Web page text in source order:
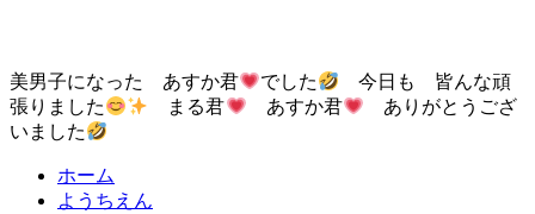
美男子になった あすか君 でした
今日も 皆んな頑
張りました
まる君 あすか君
ありがとうござ
いました
ホーム
ようちえん